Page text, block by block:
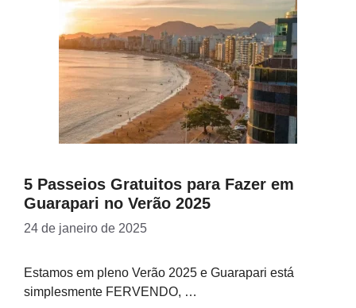
5 Passeios Gratuitos para Fazer em
Guarapari no Verão 2025
24 de janeiro de 2025
Estamos em pleno Verão 2025 e Guarapari está
simplesmente FERVENDO, …